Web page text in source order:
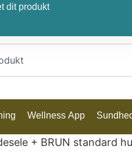
dit produkt
Wellness App
+ BRUN standard